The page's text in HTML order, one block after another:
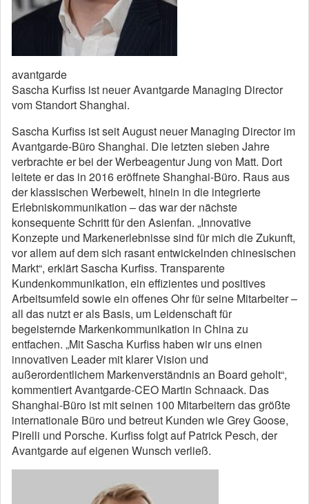
avantgarde
Sascha Kurfiss ist neuer Avantgarde Managing Director
vom Standort Shanghai.
Sascha Kurfiss ist seit August neuer Managing Director im
Avantgarde-Büro Shanghai. Die letzten sieben Jahre
verbrachte er bei der Werbeagentur Jung von Matt. Dort
leitete er das in 2016 eröffnete Shanghai-Büro. Raus aus
der klassischen Werbewelt, hinein in die integrierte
Erlebniskommunikation – das war der nächste
konsequente Schritt für den Asienfan. „Innovative
Konzepte und Markenerlebnisse sind für mich die Zukunft,
vor allem auf dem sich rasant entwickelnden chinesischen
Markt“, erklärt Sascha Kurfiss. Transparente
Kundenkommunikation, ein effizientes und positives
Arbeitsumfeld sowie ein offenes Ohr für seine Mitarbeiter –
all das nutzt er als Basis, um Leidenschaft für
begeisternde Markenkommunikation in China zu
entfachen. „Mit Sascha Kurfiss haben wir uns einen
innovativen Leader mit klarer Vision und
außerordentlichem Markenverständnis an Board geholt“,
kommentiert Avantgarde-CEO Martin Schnaack. Das
Shanghai-Büro ist mit seinen 100 Mitarbeitern das größte
internationale Büro und betreut Kunden wie Grey Goose,
Pirelli und Porsche. Kurfiss folgt auf Patrick Pesch, der
Avantgarde auf eigenen Wunsch verließ.